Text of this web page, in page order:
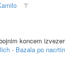
koncem
- Bazala po